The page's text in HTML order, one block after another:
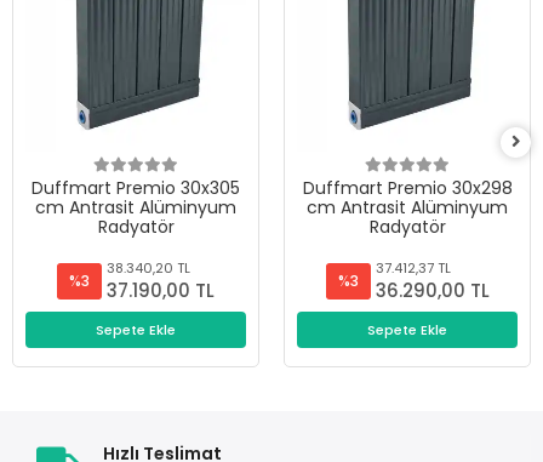
Duffmart Premio 30x305
cm Antrasit Alüminyum
Radyatör
%3
38.340,20 TL
37.190,00 TL
Sepete Ekle
Duffmart Premio 30x298
cm Antrasit Alüminyum
Radyatör
%3
37.412,37 TL
36.290,00 TL
Sepete Ekle
Hızlı Teslimat